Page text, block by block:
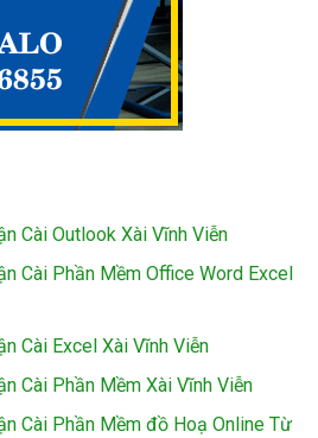
Cài Outlook Xài Vĩnh Viễn
Cài Phần Mềm Office Word Excel
Cài Excel Xài Vĩnh Viễn
Cài Phần Mềm Xài Vĩnh Viễn
Cài Phần Mềm đồ Hoạ Online Từ